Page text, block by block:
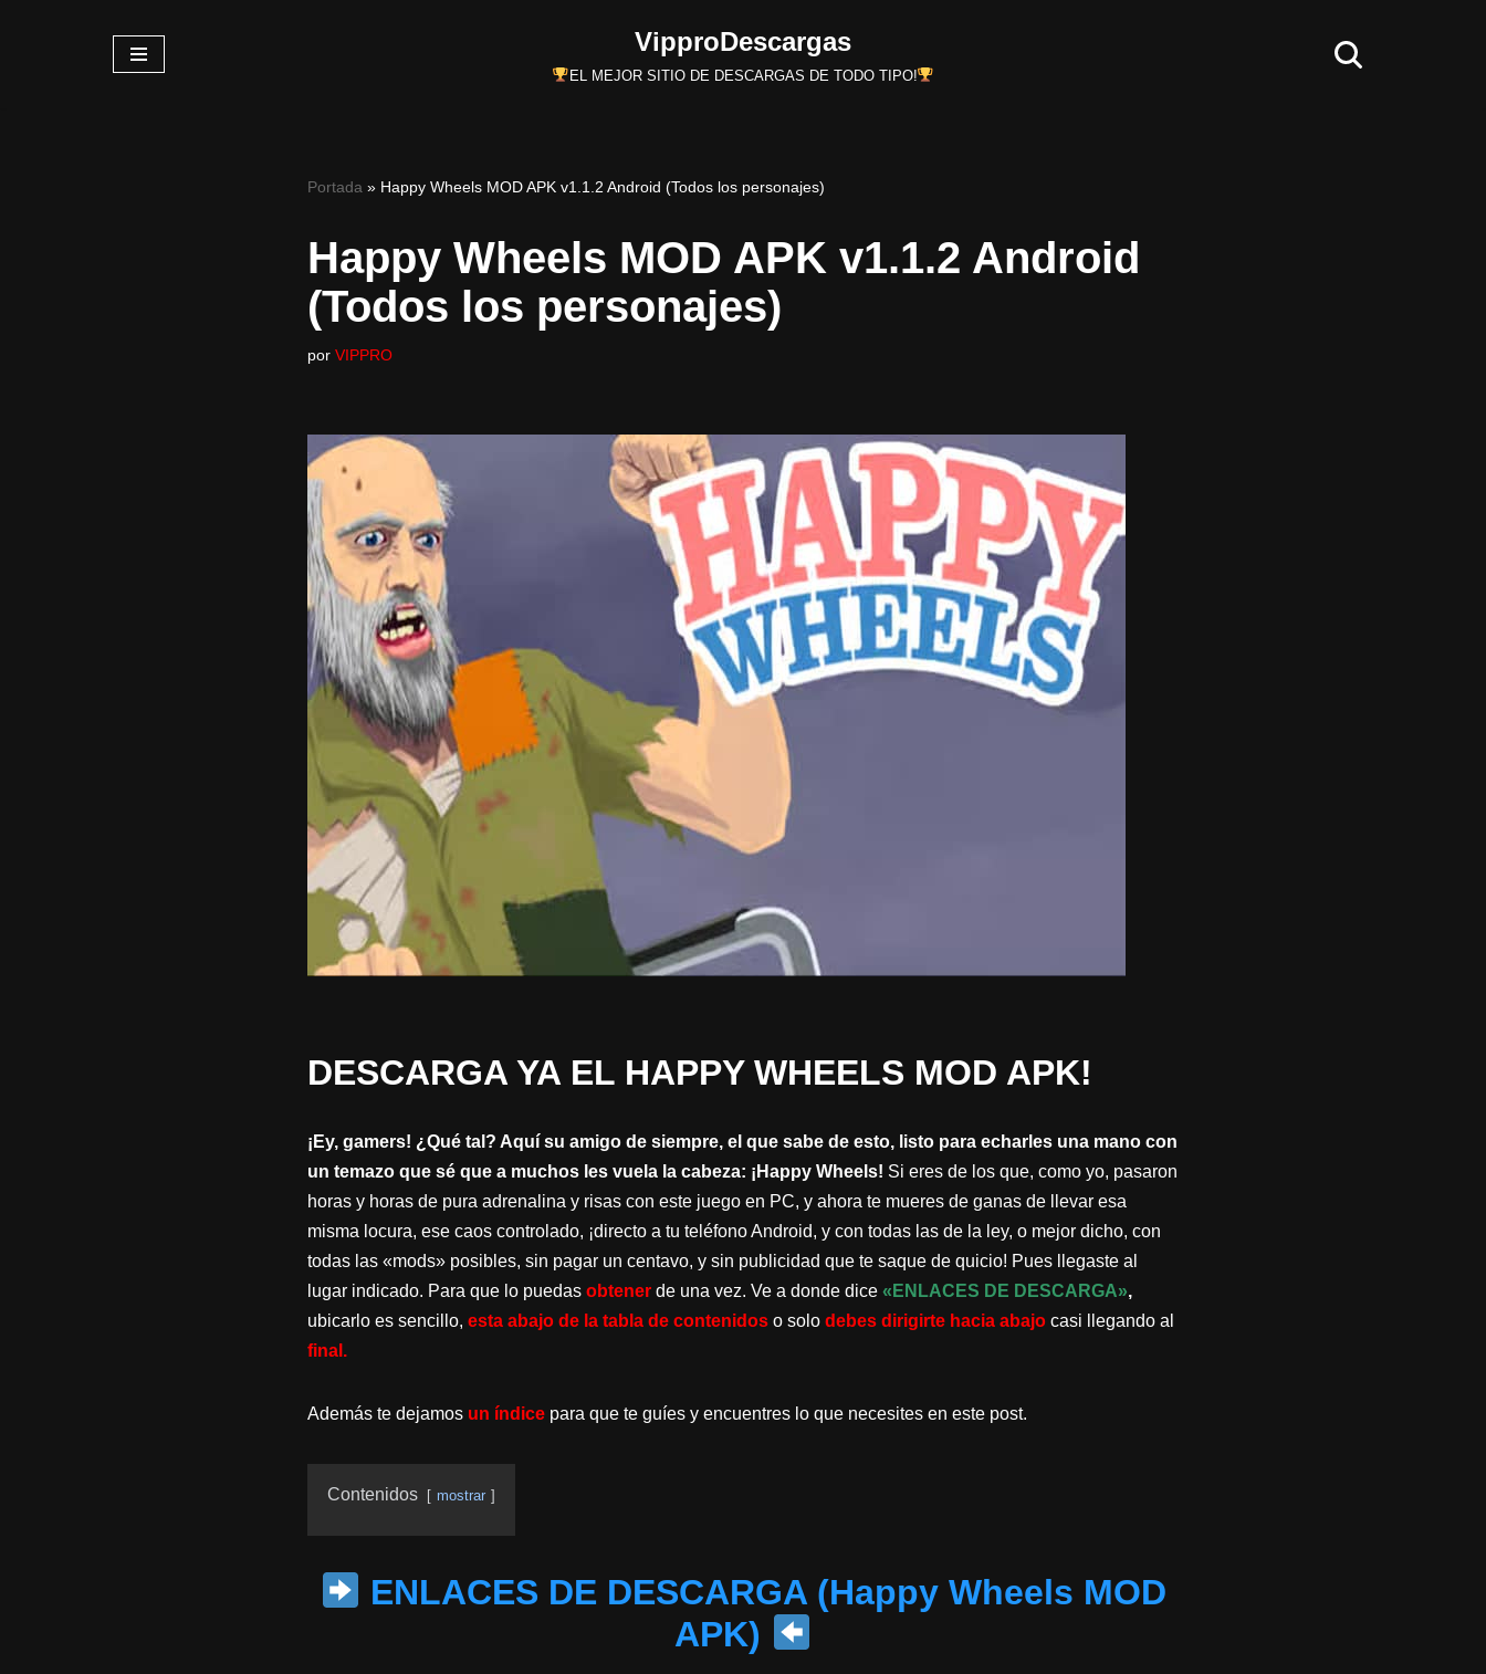
VipproDescargas
EL MEJOR SITIO DE DESCARGAS DE TODO TIPO!
Portada » Happy Wheels MOD APK v1.1.2 Android (Todos los personajes)
Happy Wheels MOD APK v1.1.2 Android
(Todos los personajes)
por VIPPRO
DESCARGA YA EL HAPPY WHEELS MOD APK!
¡Ey, gamers! ¿Qué tal? Aquí su amigo de siempre, el que sabe de esto, listo para echarles una mano con
un temazo que sé que a muchos les vuela la cabeza: ¡Happy Wheels! Si eres de los que, como yo, pasaron
horas y horas de pura adrenalina y risas con este juego en PC, y ahora te mueres de ganas de llevar esa
misma locura, ese caos controlado, ¡directo a tu teléfono Android, y con todas las de la ley, o mejor dicho, con
todas las «mods» posibles, sin pagar un centavo, y sin publicidad que te saque de quicio! Pues llegaste al
lugar indicado. Para que lo puedas obtenerde una vez. Ve a donde dice «ENLACES DE DESCARGA»,
ubicarlo es sencillo, esta abajo de la tabla de contenidoso solo debes dirigirte hacia abajocasi llegando al
final.
Además te dejamos un índice para que te guíes y encuentres lo que necesites en este post.
Contenidos mostrar
ENLACES DE DESCARGA (Happy Wheels MOD
APK)